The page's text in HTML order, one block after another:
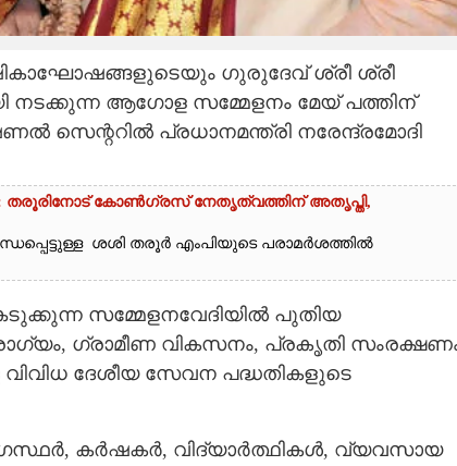
ഗുരുദേവ് ശ്രീ ശ്രീ
നടക്കുന്ന ആഗോള സമ്മേളനം മേയ് പത്തിന്
സെന്ററിൽ പ്രധാനമന്ത്രി നരേന്ദ്രമോദി
തരൂരിനോട് കോൺഗ്രസ് നേതൃത്വത്തിന് അതൃപ്തി,
ശശി തരൂർ‌ എംപിയുടെ പരാമർശത്തിൽ
സമ്മേളനവേദിയിൽ പുതിയ
ഗ്രാമീണ വികസനം, പ്രകൃതി
ദേശീയ സേവന പദ്ധതികളുടെ
കർഷകർ, വിദ്യാർത്ഥികൾ, വ്യവസായ